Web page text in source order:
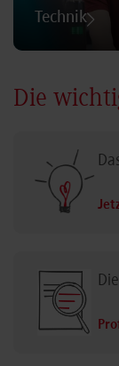
Technik
Die